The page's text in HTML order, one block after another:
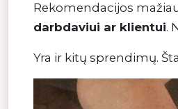
Rekomendacijos
darbdaviui ar klientui.
Yra ir kitų sprendimų.